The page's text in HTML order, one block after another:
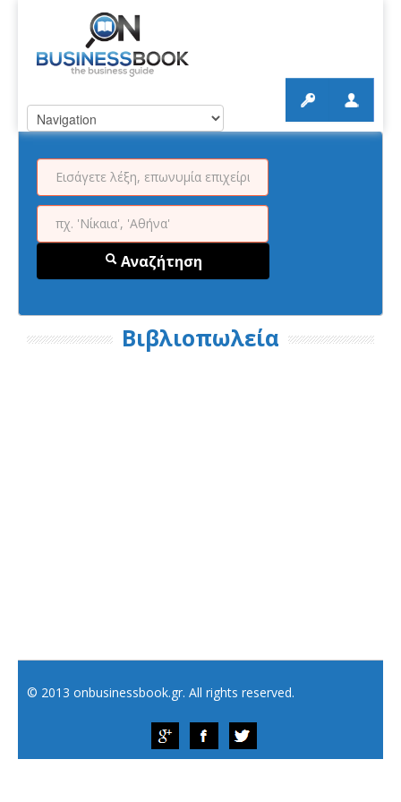
Αναζήτηση
Βιβλιοπωλεία
© 2013 onbusinessbook.gr. All rights reserved.